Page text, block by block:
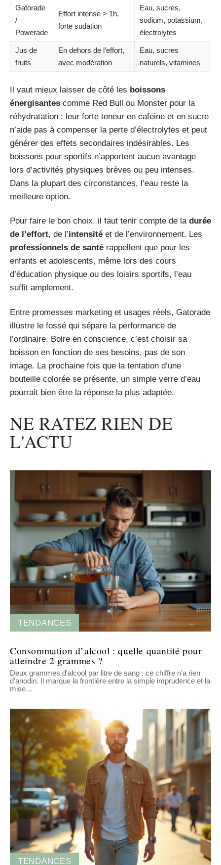
Gatorade
/
Powerade
Effort intense > 1h,
forte sudation
Eau, sucres,
sodium, potassium,
électrolytes
Jus de
fruits
En dehors de l’effort,
avec modération
Eau, sucres
naturels, vitamines
Il vaut mieux laisser de côté les boissons
énergisantes comme Red Bull ou Monster pour la
réhydratation : leur forte teneur en caféine et en sucre
n’aide pas à compenser la perte d’électrolytes et peut
générer des effets secondaires indésirables. Les
boissons pour sportifs n’apportent aucun avantage
lors d’activités physiques brèves ou peu intenses.
Dans la plupart des circonstances, l’eau reste la
meilleure option.
Pour faire le bon choix, il faut tenir compte de la durée
de l’effort, de l’intensité et de l’environnement. Les
professionnels de santé rappellent que pour les
enfants et adolescents, même lors des cours
d’éducation physique ou des loisirs sportifs, l’eau
suffit amplement.
Entre promesses marketing et usages réels, Gatorade
illustre le fossé qui sépare la performance de
l’ordinaire. Boire en conscience, c’est choisir sa
boisson en fonction de ses besoins, pas de son
image. La prochaine fois que la tentation d’une
bouteille colorée se présente, un simple verre d’eau
pourrait bien être la réponse la plus adaptée.
NE RATEZ RIEN DE
L'ACTU
TENDANCES
Consommation d’alcool : quelle quantité pour
atteindre 2 grammes ?
Deux grammes d'alcool par litre de sang : ce chiffre n'a rien
d'anodin. Il marque la frontière entre la simple imprudence et la
mise…
TENDANCES